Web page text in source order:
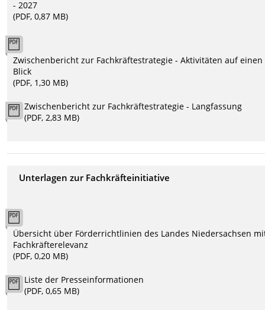
- 2027
(PDF, 0,87 MB)
Zwischenbericht zur Fachkräftestrategie - Aktivitäten auf einen
Blick
(PDF, 1,30 MB)
Zwischenbericht zur Fachkräftestrategie - Langfassung
(PDF, 2,83 MB)
Unterlagen zur Fachkräfteinitiative
Übersicht über Förderrichtlinien des Landes Niedersachsen
Fachkräfterelevanz
(PDF, 0,20 MB)
Liste der Presseinformationen
(PDF, 0,65 MB)